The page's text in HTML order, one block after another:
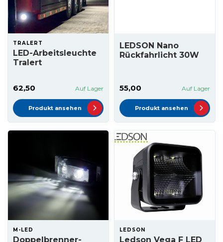
TRALERT
LED-Arbeitsleuchte
Tralert
62,50 Auf Lager
Produkt ansehen
LEDSON Nano
Rückfahrlicht 30W
55,00 Auf Lager
Produkt ansehen
M-LED
Doppelbrenner-
LEDSON
Ledson Vega F LED